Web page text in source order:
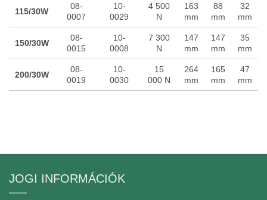
115/30W
08-
0007
10-
0029
4 500
N
163
mm
88
mm
32
mm
150/30W
08-
0015
10-
0008
7 300
N
147
mm
147
mm
35
mm
200/30W
08-
0019
10-
0030
15
000 N
264
mm
165
mm
47
mm
JOGI INFORMÁCIÓK